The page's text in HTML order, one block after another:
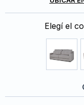
Elegí el